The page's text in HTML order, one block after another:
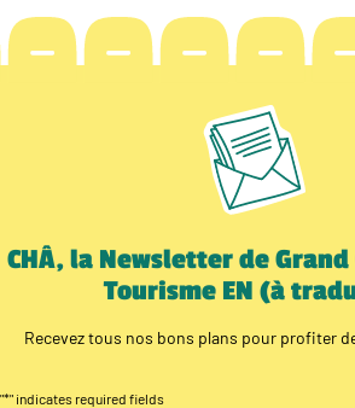
CHÂ, la Newsletter de
Tourisme EN (à
Recevez tous nos bons plans pour profiter
"*" indicates required fields